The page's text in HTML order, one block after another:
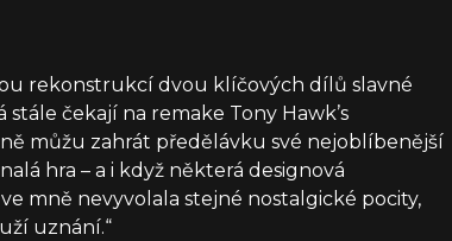
rekonstrukcí dvou klíčových dílů slavné
čekají na remake Tony Hawk’s
můžu zahrát předělávku své nejoblíbenější
hra – a i když některá designová
mně nevyvolala stejné nostalgické pocity,
uznání.“